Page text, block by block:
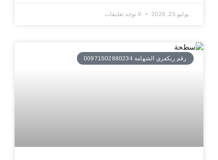
يوليو 25, 2026 لا توجد تعليقات
رقم ريكفري الشهامة 00971502880234